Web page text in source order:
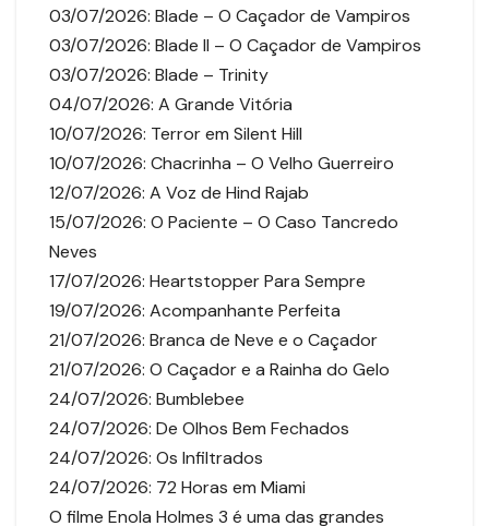
03/07/2026: Blade – O Caçador de Vampiros
03/07/2026: Blade II – O Caçador de Vampiros
03/07/2026: Blade – Trinity
04/07/2026: A Grande Vitória
10/07/2026: Terror em Silent Hill
10/07/2026: Chacrinha – O Velho Guerreiro
12/07/2026: A Voz de Hind Rajab
15/07/2026: O Paciente – O Caso Tancredo
Neves
17/07/2026: Heartstopper Para Sempre
19/07/2026: Acompanhante Perfeita
21/07/2026: Branca de Neve e o Caçador
21/07/2026: O Caçador e a Rainha do Gelo
24/07/2026: Bumblebee
24/07/2026: De Olhos Bem Fechados
24/07/2026: Os Infiltrados
24/07/2026: 72 Horas em Miami
O filme Enola Holmes 3 é uma das grandes